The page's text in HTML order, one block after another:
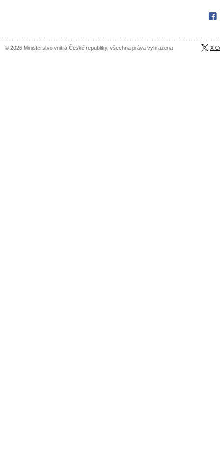
© 2026 Ministerstvo vnitra České republiky, všechna práva vyhrazena X